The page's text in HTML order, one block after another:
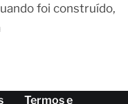
foi construído,
Termos e